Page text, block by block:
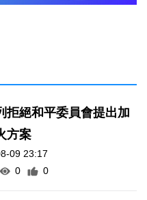
拒絕和平委員會提出加
方案
09 23:17
0 0